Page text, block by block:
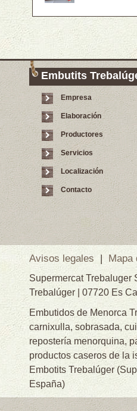
Embutits
Empresa
Elaboración
Productores
Servicios
Localización
Contacto
Avisos legales | Mapa
Supermercat Trebaluger
Trebalúger | 07720 Es
Embutidos de Menorca
carnixulla, sobrasada,
repostería menorquina,
productos caseros de la
Embotits Trebalúger
España)